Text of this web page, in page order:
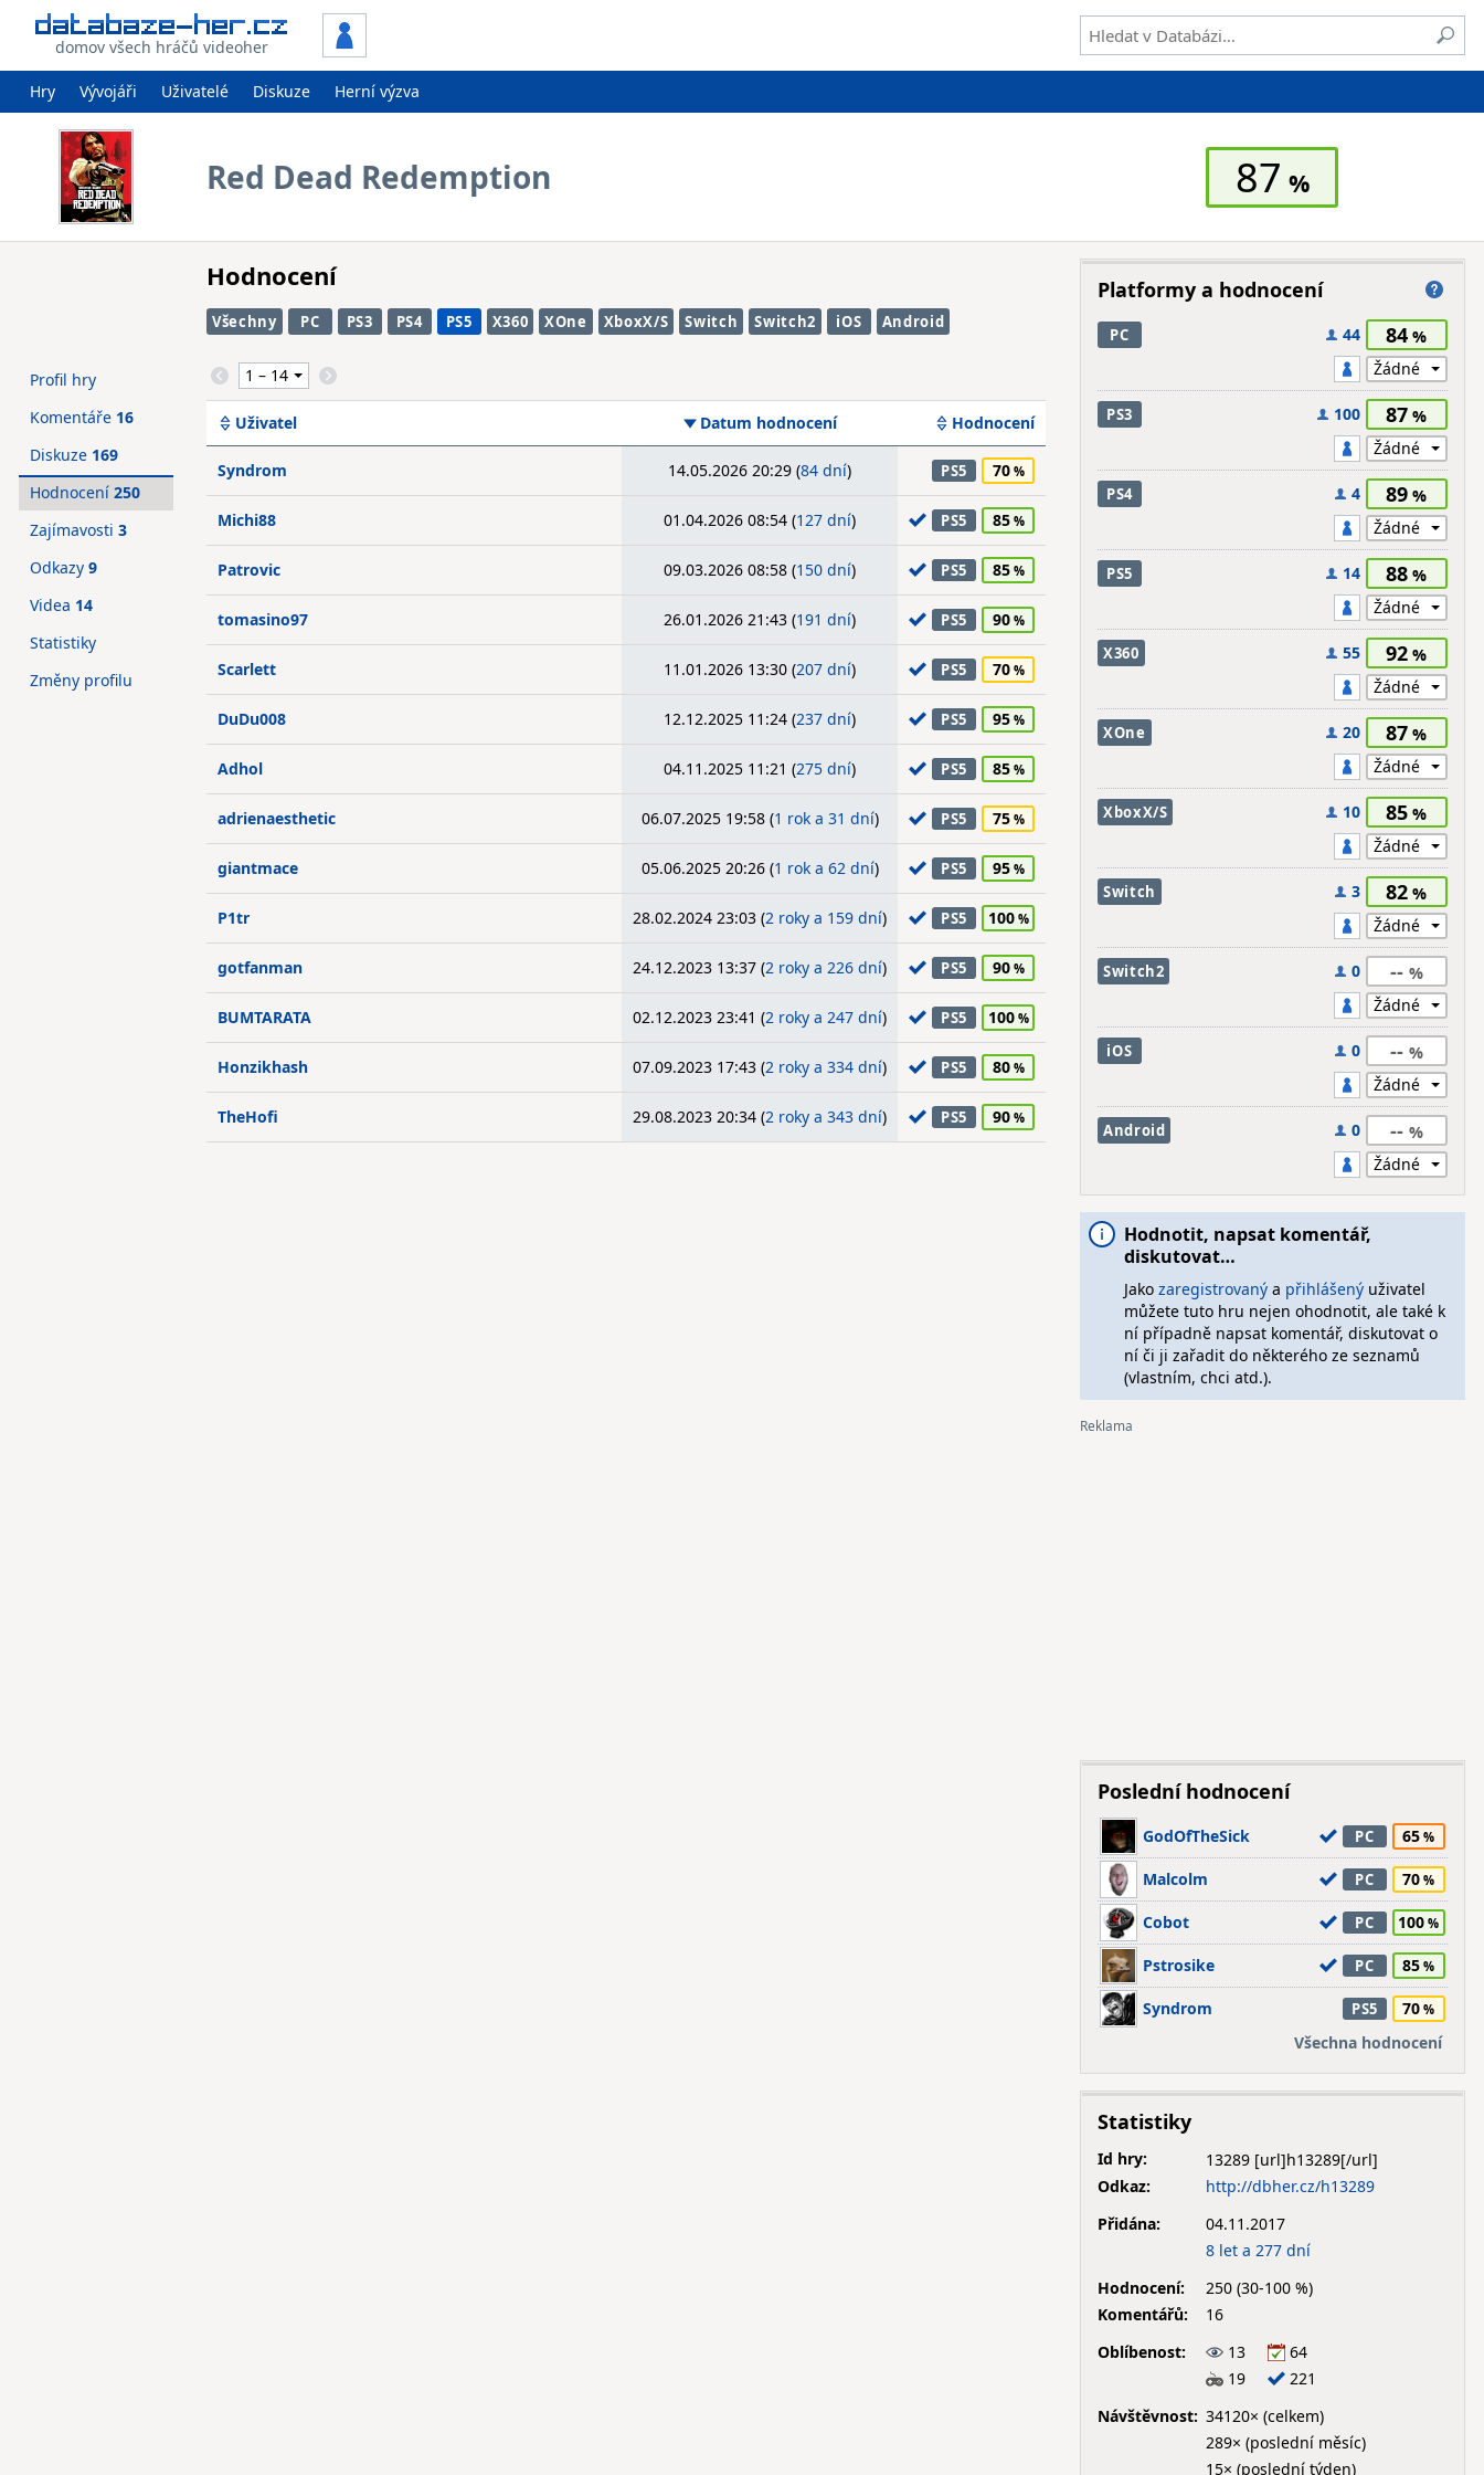
domov všech hráčů videoher
Hry Vývojáři Uživatelé Diskuze Herní výzva
Red Dead Redemption 87
Hodnocení
Všechny PC PS3 PS4 PS5 X360 XOne XboxX/S Switch Switch2 iOS Android
Uživatel Datum hodnocení Hodnocení
Syndrom 14.05.2026 20:29 (84 dní) PS5 70
Michi88 01.04.2026 08:54 (127 dní) PS5 85
Patrovic 09.03.2026 08:58 (150 dní) PS5 85
tomasino97 26.01.2026 21:43 (191 dní) PS5 90
Scarlett 11.01.2026 13:30 (207 dní) PS5 70
DuDu008 12.12.2025 11:24 (237 dní) PS5 95
Adhol 04.11.2025 11:21 (275 dní) PS5 85
adrienaesthetic 06.07.2025 19:58 (1 rok a 31 dní) PS5 75
giantmace 05.06.2025 20:26 (1 rok a 62 dní) PS5 95
P1tr 28.02.2024 23:03 (2 roky a 159 dní) PS5 100
gotfanman 24.12.2023 13:37 (2 roky a 226 dní) PS5 90
BUMTARATA 02.12.2023 23:41 (2 roky a 247 dní) PS5 100
Honzikhash 07.09.2023 17:43 (2 roky a 334 dní) PS5 80
TheHofi 29.08.2023 20:34 (2 roky a 343 dní) PS5 90
Profil hry
Komentáře 16
Diskuze 169
Hodnocení 250
Zajímavosti 3
Odkazy 9
Videa 14
Statistiky
Změny profilu
Platformy a hodnocení
PC 44 84
PS3 100 87
PS4 4 89
PS5 14 88
X360 55 92
XOne 20 87
XboxX/S 10 85
Switch 3 82
Switch2 0 --
iOS 0 --
Android 0 --
Hodnotit, napsat komentář,
diskutovat…
Jako zaregistrovanýa přihlášenýuživatel
můžete tuto hru nejen ohodnotit, ale také k
ní případně napsat komentář, diskutovat o
ní či ji zařadit do některého ze seznamů
(vlastním, chci atd.).
Poslední hodnocení
GodOfTheSick PC 65
Malcolm PC 70
Cobot PC 100
Pstrosike PC 85
Syndrom PS5
70
Všechna hodnocení
Statistiky
Id hry:
13289
Odkaz:
http://dbher.cz/h13289
Přidána:
04.11.2017
8 let a 277 dní
Hodnocení:
250 (30-100 %)
Komentářů:
16
Oblíbenost:
13
64
19
221
Návštěvnost: 34120× (celkem)
289× (poslední měsíc)
15× (poslední týden)